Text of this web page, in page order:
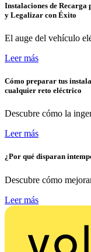
Instalaciones de
y Legalizar con Éxito
El auge del vehículo
Leer más
Cómo preparar tus
cualquier reto eléctrico
Descubre cómo la
Leer más
¿Por qué disparan
Descubre cómo
Leer más